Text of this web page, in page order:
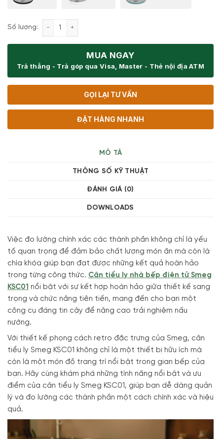
Số lượng: Cân tiểu ly nhà bếp điện tử Smeg KSC01 số lượng
MUA NGAY
Trả thẳng - Trả góp qua Visa, Master - Thẻ nội địa ATM
GỌI LẠI TƯ VẤN
ĐẶT HÀNG NHANH
MÔ TẢ
THÔNG SỐ KỸ THUẬT
ĐÁNH GIÁ (0)
DOWNLOADS
Việc đo lường chính xác các thành phần không chỉ là yếu
tố quan trọng để đảm bảo chất lượng món ăn mà còn là
chìa khóa giúp bạn đạt được những kết quả hoàn hảo
trong từng công thức. Cân tiểu ly nhà bếp điện tử Smeg
KSC01 nổi bật với sự kết hợp hoàn hảo giữa thiết kế sang
trọng và chức năng tiên tiến, mang đến cho bạn một
công cụ đáng tin cậy để nâng cao trải nghiệm nấu
nướng.
Với thiết kế phong cách retro đặc trưng của Smeg, cân
tiểu ly Smeg KSC01 không chỉ là một thiết bị hữu ích mà
còn là một món đồ trang trí nổi bật trong gian bếp của
bạn. Hãy cùng khám phá những tính năng nổi bật và ưu
điểm của cân tiểu ly Smeg KSC01, giúp bạn dễ dàng quản
lý và đo lường các thành phần một cách chính xác và hiệu
quả.